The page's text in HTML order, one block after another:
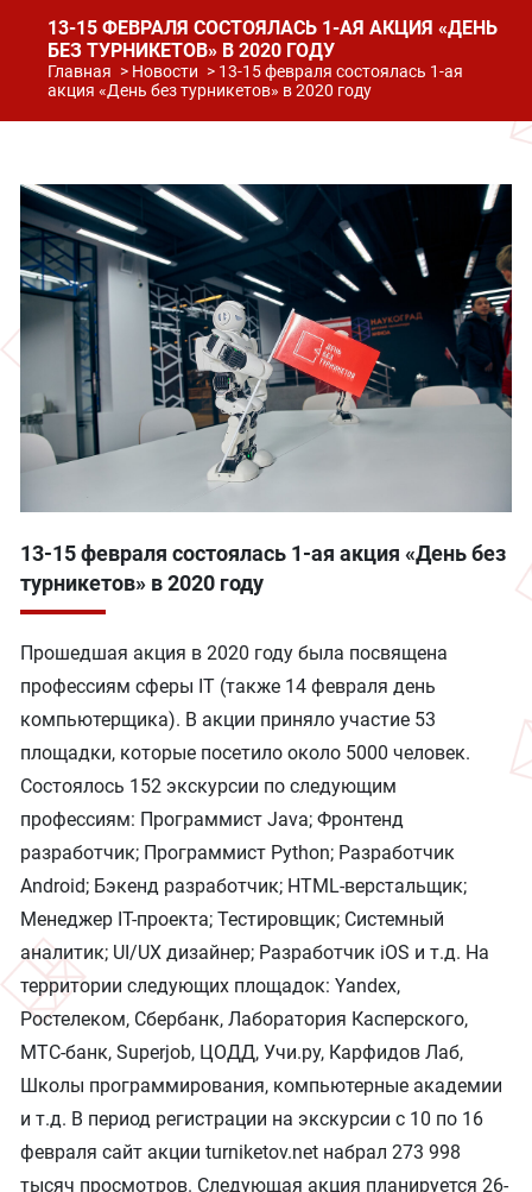
13-15 ФЕВРАЛЯ СОСТОЯЛАСЬ 1-АЯ АКЦИЯ «ДЕНЬ
БЕЗ ТУРНИКЕТОВ» В 2020 ГОДУ
Главная Новости
13-15 февраля состоялась 1-ая
акция «День без турникетов» в 2020 году
13-15 февраля состоялась 1-ая акция «День без
турникетов» в 2020 году
Прошедшая акция в 2020 году была посвящена
профессиям сферы IT (также 14 февраля день
компьютерщика). В акции приняло участие 53
площадки, которые посетило около 5000 человек.
Состоялось 152 экскурсии по следующим
профессиям: Программист Java; Фронтенд
разработчик; Программист Python; Разработчик
Android; Бэкенд разработчик; HTML-верстальщик;
Менеджер IT-проекта; Тестировщик; Системный
аналитик; UI/UX дизайнер; Разработчик iOS и т.д. На
территории следующих площадок: Yandex,
Ростелеком, Сбербанк, Лаборатория Касперского,
МТС-банк, Superjob, ЦОДД, Учи.ру, Карфидов Лаб,
Школы программирования, компьютерные академии
и т.д. В период регистрации на экскурсии с 10 по 16
февраля сайт акции turniketov.net набрал 273 998
тысяч просмотров. Следующая акция планируется 26-